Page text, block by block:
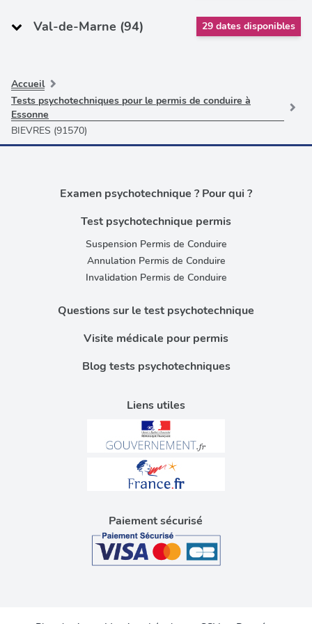
Val-de-Marne (94) 29 dates disponibles
Accueil
Tests psychotechniques pour le permis de conduire à
Essonne
BIEVRES (91570)
Liens utiles
Examen psychotechnique ? Pour qui ?
Test psychotechnique permis
Suspension Permis de Conduire
Annulation Permis de Conduire
Invalidation Permis de Conduire
Questions sur le test psychotechnique
Visite médicale pour permis
Blog tests psychotechniques
Paiement sécurisé